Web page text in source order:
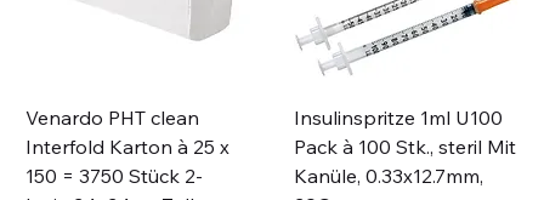
Venardo PHT clean
Interfold Karton à 25 x
150 = 3750 Stück 2-
Insulinspritze 1ml U100
Pack à 100 Stk., steril Mit
Kanüle, 0.33x12.7mm,